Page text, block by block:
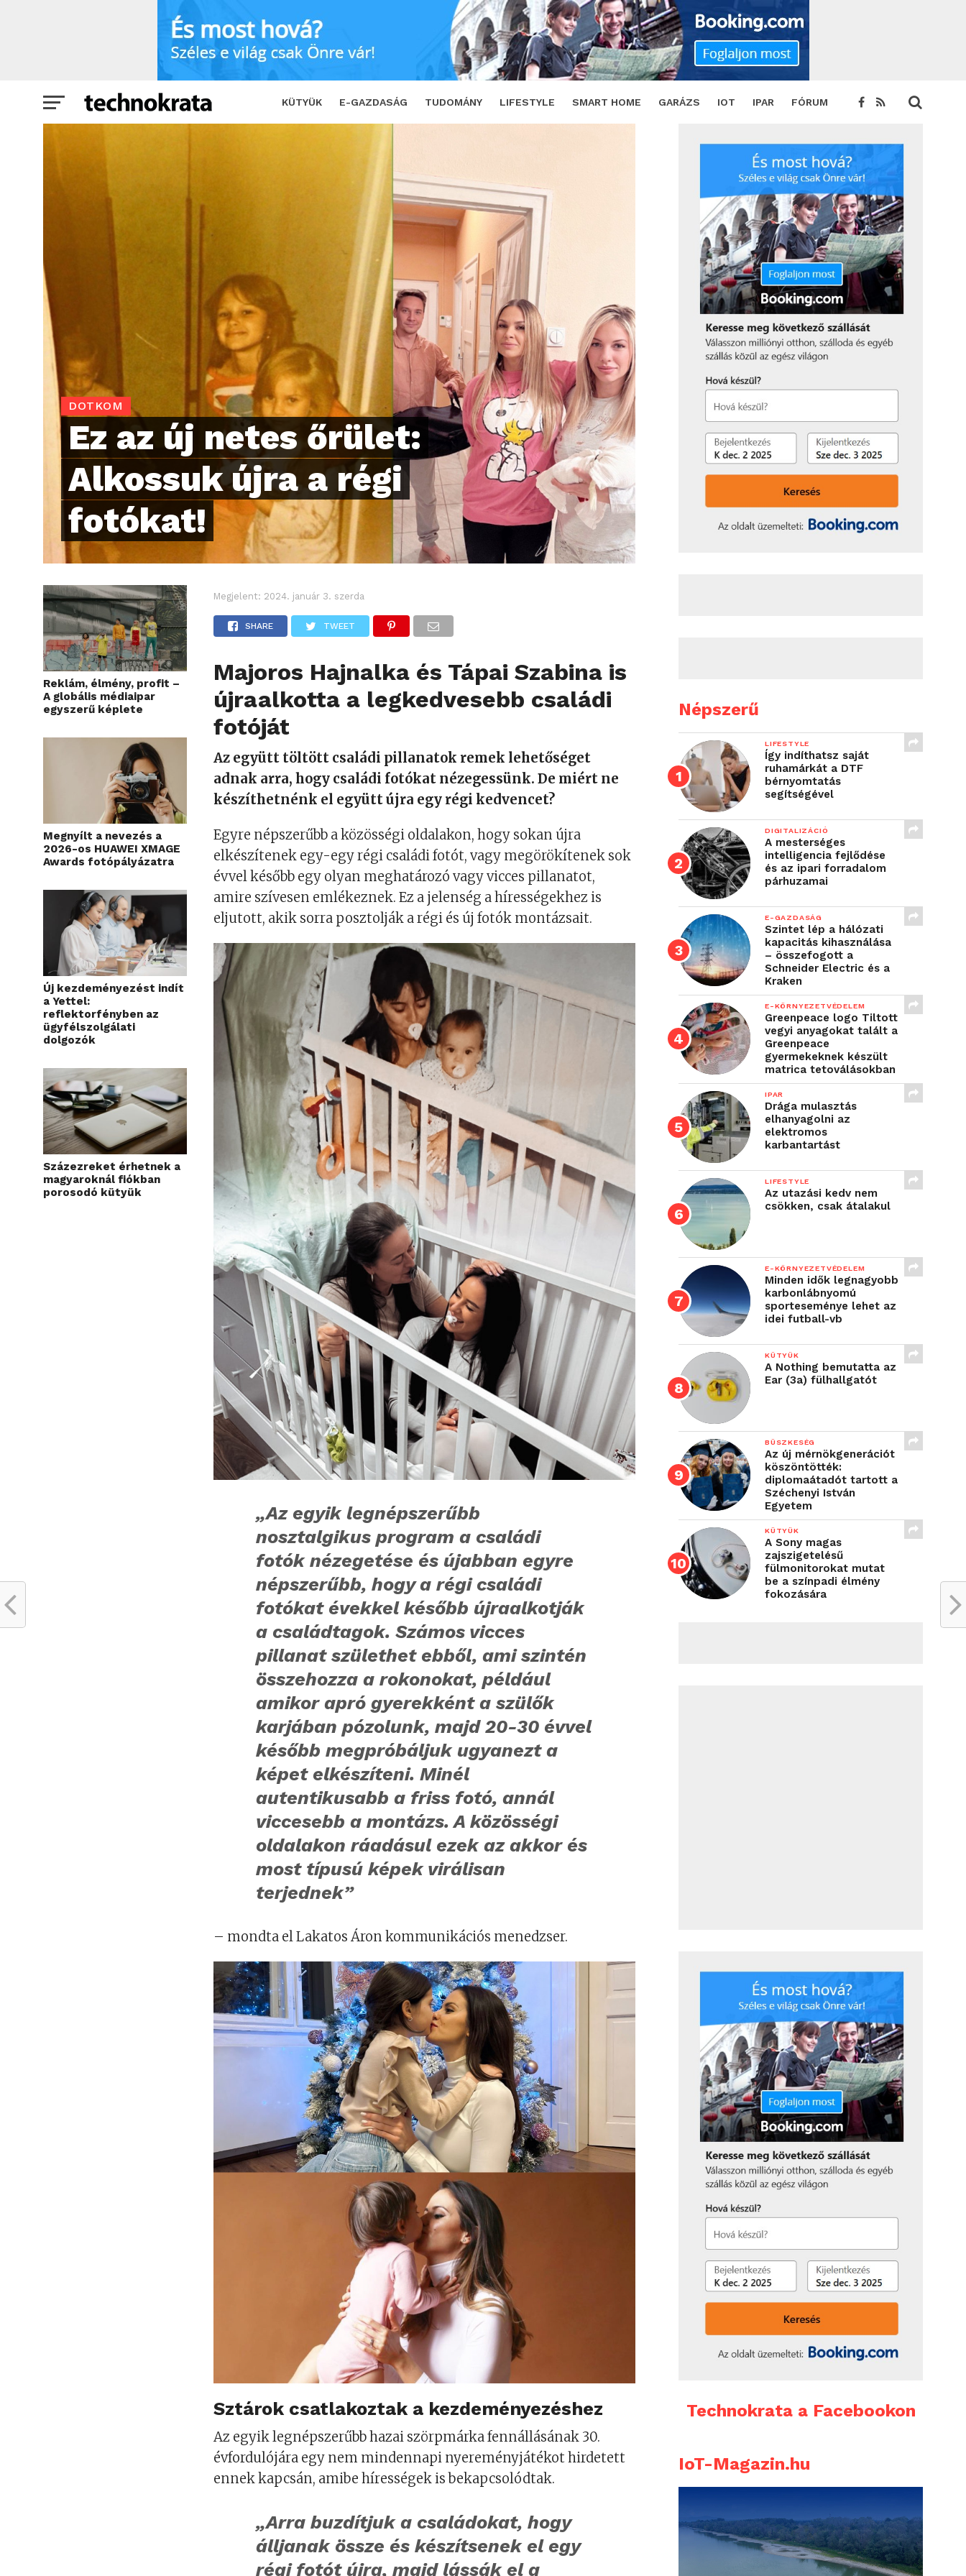
KÜTYÜK E-GAZDASÁG TUDOMÁNY LIFESTYLE SMART HOME GARÁZS IOT IPAR FÓRUM
Ez az új netes őrület: Alkossuk újra a régi fotókat! SHARE TWEET
DOTKOM
Ez az új netes őrület:
Alkossuk újra a régi
fotókat!
Reklám, élmény, profit –
A globális médiaipar
egyszerű képlete
Megnyílt a nevezés a
2026-os HUAWEI XMAGE
Awards fotópályázatra
Új kezdeményezést indít
a Yettel:
reflektorfényben az
ügyfélszolgálati
dolgozók
Százezreket érhetnek a
magyaroknál fiókban
porosodó kütyük
Megjelent: 2024. január 3. szerda
SHARE TWEET
Majoros Hajnalka és Tápai Szabina is
újraalkotta a legkedvesebb családi
fotóját
Az együtt töltött családi pillanatok remek lehetőséget
adnak arra, hogy családi fotókat nézegessünk. De miért ne
készíthetnénk el együtt újra egy régi kedvencet?
Egyre népszerűbb a közösségi oldalakon, hogy sokan újra
elkészítenek egy-egy régi családi fotót, vagy megörökítenek sok
évvel később egy olyan meghatározó vagy vicces pillanatot,
amire szívesen emlékeznek. Ez a jelenség a hírességekhez is
eljutott, akik sorra posztolják a régi és új fotók montázsait.
„Az egyik legnépszerűbb
nosztalgikus program a családi
fotók nézegetése és újabban egyre
népszerűbb, hogy a régi családi
fotókat évekkel később újraalkotják
a családtagok. Számos vicces
pillanat születhet ebből, ami szintén
összehozza a rokonokat, például
amikor apró gyerekként a szülők
karjában pózolunk, majd 20-30 évvel
később megpróbáljuk ugyanezt a
képet elkészíteni. Minél
autentikusabb a friss fotó, annál
viccesebb a montázs. A közösségi
oldalakon ráadásul ezek az akkor és
most típusú képek virálisan
terjednek”
– mondta el Lakatos Áron kommunikációs menedzser.
Sztárok csatlakoztak a kezdeményezéshez
Az egyik legnépszerűbb hazai szörpmárka fennállásának 30.
évfordulójára egy nem mindennapi nyereményjátékot hirdetett
ennek kapcsán, amibe hírességek is bekapcsolódtak.
„Arra buzdítjuk a családokat, hogy
álljanak össze és készítsenek el egy
régi fotót újra, majd lássák el a
Népszerű
LIFESTYLE
Így indíthatsz saját
ruhamárkát a DTF
bérnyomtatás
segítségével
DIGITALIZÁCIÓ
A mesterséges
intelligencia fejlődése
és az ipari forradalom
párhuzamai
E-GAZDASÁG
Szintet lép a hálózati
kapacitás kihasználása
– összefogott a
Schneider Electric és a
Kraken
E-KÖRNYEZETVÉDELEM
Greenpeace logo Tiltott
vegyi anyagokat talált a
Greenpeace
gyermekeknek készült
matrica tetoválásokban
IPAR
Drága mulasztás
elhanyagolni az
elektromos
karbantartást
LIFESTYLE
Az utazási kedv nem
csökken, csak átalakul
E-KÖRNYEZETVÉDELEM
Minden idők legnagyobb
karbonlábnyomú
sporteseménye lehet az
idei futball-vb
KÜTYÜK
A Nothing bemutatta az
Ear (3a) fülhallgatót
BÜSZKESÉG
Az új mérnökgenerációt
köszöntötték:
diplomaátadót tartott a
Széchenyi István
Egyetem
KÜTYÜK
A Sony magas
zajszigetelésű
fülmonitorokat mutat
be a színpadi élmény
fokozására
Technokrata a Facebookon
IoT-Magazin.hu